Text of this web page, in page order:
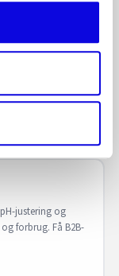
til
justering og
forbrug. Få B2B-